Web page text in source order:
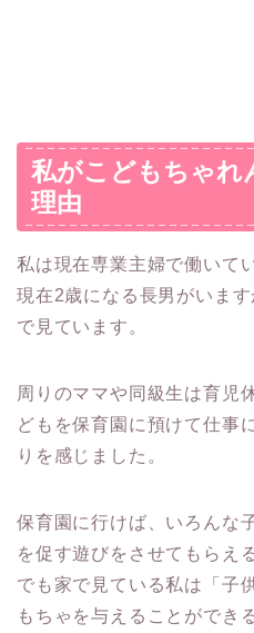
私がこどもちゃれ
理由
私は現在専業主婦で働いて
現在2歳になる長男がいま
で見ています。
周りのママや同級生は育児
どもを保育園に預けて仕事
りを感じました。
保育園に行けば、いろんな
を促す遊びをさせてもらえる
でも家で見ている私は「子
もちゃを与えることができ